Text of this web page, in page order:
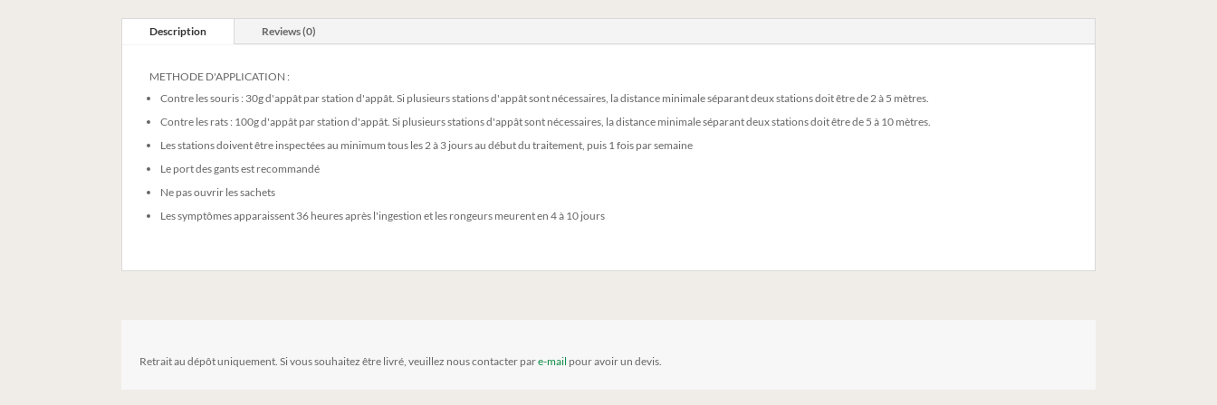
Description Reviews (0)
METHODE D'APPLICATION :
Contre les souris : 30g d'appât par station d'appât. Si plusieurs stations d'appât sont nécessaires, la distance minimale séparant deux stations doit être de 2 à 5 mètres.
Contre les rats : 100g d'appât par station d'appât. Si plusieurs stations d'appât sont nécessaires, la distance minimale séparant deux stations doit être de 5 à 10 mètres.
Les stations doivent être inspectées au minimum tous les 2 à 3 jours au début du traitement, puis 1 fois par semaine
Le port des gants est recommandé
Ne pas ouvrir les sachets
Les symptômes apparaissent 36 heures après l'ingestion et les rongeurs meurent en 4 à 10 jours
Retrait au dépôt uniquement. Si vous souhaitez être livré, veuillez nous contacter pare-mail pour avoir un devis.